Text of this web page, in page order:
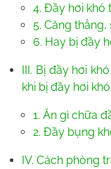
4. Đầy hơi khó
5. Căng
6. Hay bị đầy
III. Bị đầy hơi
khi bị đầy hơi
1. Ăn gì chữa
2. Đầy bụng
IV. Cách phòng